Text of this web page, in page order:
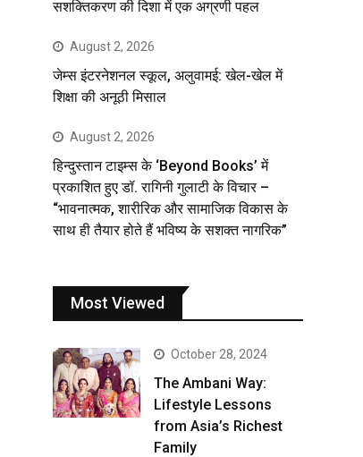
सशक्तिकरण की दिशा में एक अग्रणी पहल
August 2, 2026
जेम्स इंटरनेशनल स्कूल, अलुवामई: खेल-खेल में
शिक्षा की अनूठी मिसाल
August 2, 2026
हिन्दुस्तान टाइम्स के ‘Beyond Books’ में
प्रकाशित हुए डॉ. रागिनी गुलाटी के विचार –
“भावनात्मक, शारीरिक और सामाजिक विकास के
साथ ही तैयार होते हैं भविष्य के सशक्त नागरिक”
Most Viewed
October 28, 2024
The Ambani Way:
Lifestyle Lessons
from Asia’s Richest
Family